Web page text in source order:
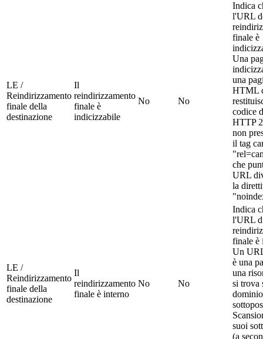
LE /
Reindirizzamento
finale della
destinazione
Il
reindirizzamento
finale è
indicizzabile
No No
Indica
l'URL
finale è
Una
una
HTML
codice
HTTP
non
il tag
che
URL
la
LE /
Reindirizzamento
finale della
destinazione
Il
reindirizzamento
finale è interno
No No
Indica
l'URL
finale è
Un
è una
una
si trova
dominio
suoi
(a